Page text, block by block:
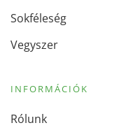
Sokféleség
Vegyszer
INFORMÁCIÓK
Rólunk